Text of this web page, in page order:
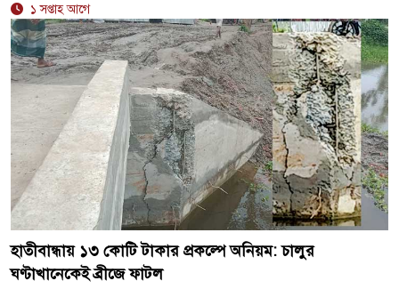
১ সপ্তাহ আগে
হাতীবান্ধায় ১৩ কোটি টাকার প্রকল্পে অনিয়ম: চালুর
ঘণ্টাখানেকেই ব্রীজে ফাটল